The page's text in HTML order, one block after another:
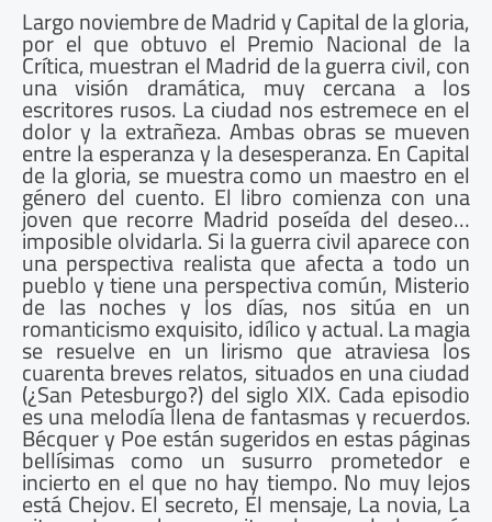
Largo noviembre de Madrid y Capital de la gloria,
por el que obtuvo el Premio Nacional de la
Crítica, muestran el Madrid de la guerra civil, con
una visión dramática, muy cercana a los
escritores rusos. La ciudad nos estremece en el
dolor y la extrañeza. Ambas obras se mueven
entre la esperanza y la desesperanza. En Capital
de la gloria, se muestra como un maestro en el
género del cuento. El libro comienza con una
joven que recorre Madrid poseída del deseo…
imposible olvidarla. Si la guerra civil aparece con
una perspectiva realista que afecta a todo un
pueblo y tiene una perspectiva común, Misterio
de las noches y los días, nos sitúa en un
romanticismo exquisito, idílico y actual. La magia
se resuelve en un lirismo que atraviesa los
cuarenta breves relatos, situados en una ciudad
(¿San Petesburgo?) del siglo XIX. Cada episodio
es una melodía llena de fantasmas y recuerdos.
Bécquer y Poe están sugeridos en estas páginas
bellísimas como un susurro prometedor e
incierto en el que no hay tiempo. No muy lejos
está Chejov. El secreto, El mensaje, La novia, La